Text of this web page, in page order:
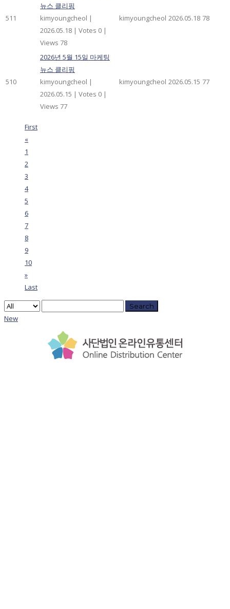
511
뉴스 클리핑
kimyoungcheol |
2026.05.18 | Votes 0 |
Views 78
kimyoungcheol 2026.05.18 78
510
2026년 5월 15일 마케팅
뉴스 클리핑
kimyoungcheol |
2026.05.15 | Votes 0 |
Views 77
kimyoungcheol 2026.05.15 77
First
«
1
2
3
4
5
6
7
8
9
10
»
Last
Search
New